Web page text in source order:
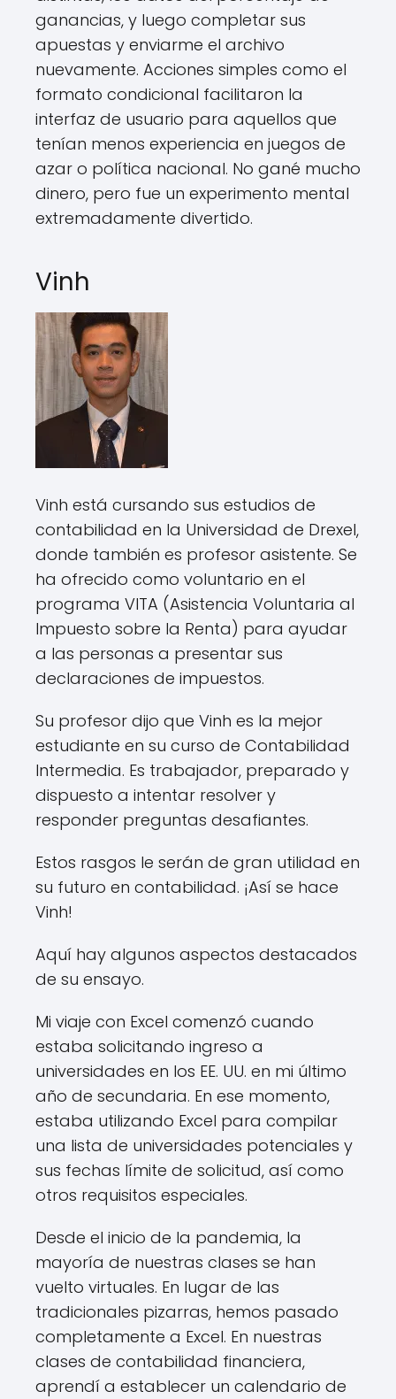
ganancias, y luego completar sus
apuestas y enviarme el archivo
nuevamente. Acciones simples como el
formato condicional facilitaron la
interfaz de usuario para aquellos que
tenían menos experiencia en juegos de
azar o política nacional. No gané mucho
dinero, pero fue un experimento mental
extremadamente divertido.
Vinh
Vinh está cursando sus estudios de
contabilidad en la Universidad de Drexel,
donde también es profesor asistente. Se
ha ofrecido como voluntario en el
programa VITA (Asistencia Voluntaria al
Impuesto sobre la Renta) para ayudar
a las personas a presentar sus
declaraciones de impuestos.
Su profesor dijo que Vinh es la mejor
estudiante en su curso de Contabilidad
Intermedia. Es trabajador, preparado y
dispuesto a intentar resolver y
responder preguntas desafiantes.
Estos rasgos le serán de gran utilidad en
su futuro en contabilidad. ¡Así se hace
Vinh!
Aquí hay algunos aspectos destacados
de su ensayo.
Mi viaje con Excel comenzó cuando
estaba solicitando ingreso a
universidades en los EE. UU. en mi último
año de secundaria. En ese momento,
estaba utilizando Excel para compilar
una lista de universidades potenciales y
sus fechas límite de solicitud, así como
otros requisitos especiales.
Desde el inicio de la pandemia, la
mayoría de nuestras clases se han
vuelto virtuales. En lugar de las
tradicionales pizarras, hemos pasado
completamente a Excel. En nuestras
clases de contabilidad financiera,
aprendí a establecer un calendario de